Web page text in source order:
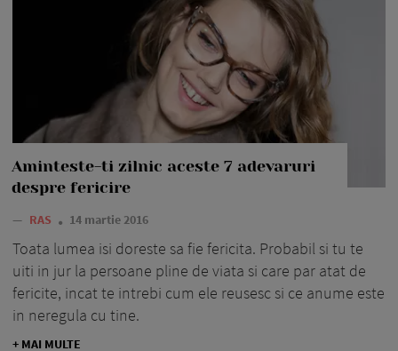
Aminteste-ti zilnic aceste 7 adevaruri
despre fericire
— RAS 14 martie 2016
Toata lumea isi doreste sa fie fericita. Probabil si tu te
uiti in jur la persoane pline de viata si care par atat de
fericite, incat te intrebi cum ele reusesc si ce anume este
in neregula cu tine.
+ MAI MULTE